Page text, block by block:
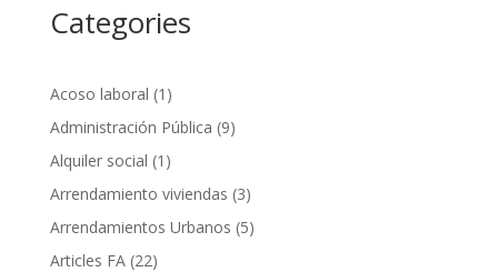
Categories
Acoso laboral (1)
Administración Pública (9)
Alquiler social (1)
Arrendamiento viviendas (3)
Arrendamientos Urbanos (5)
Articles FA(22)